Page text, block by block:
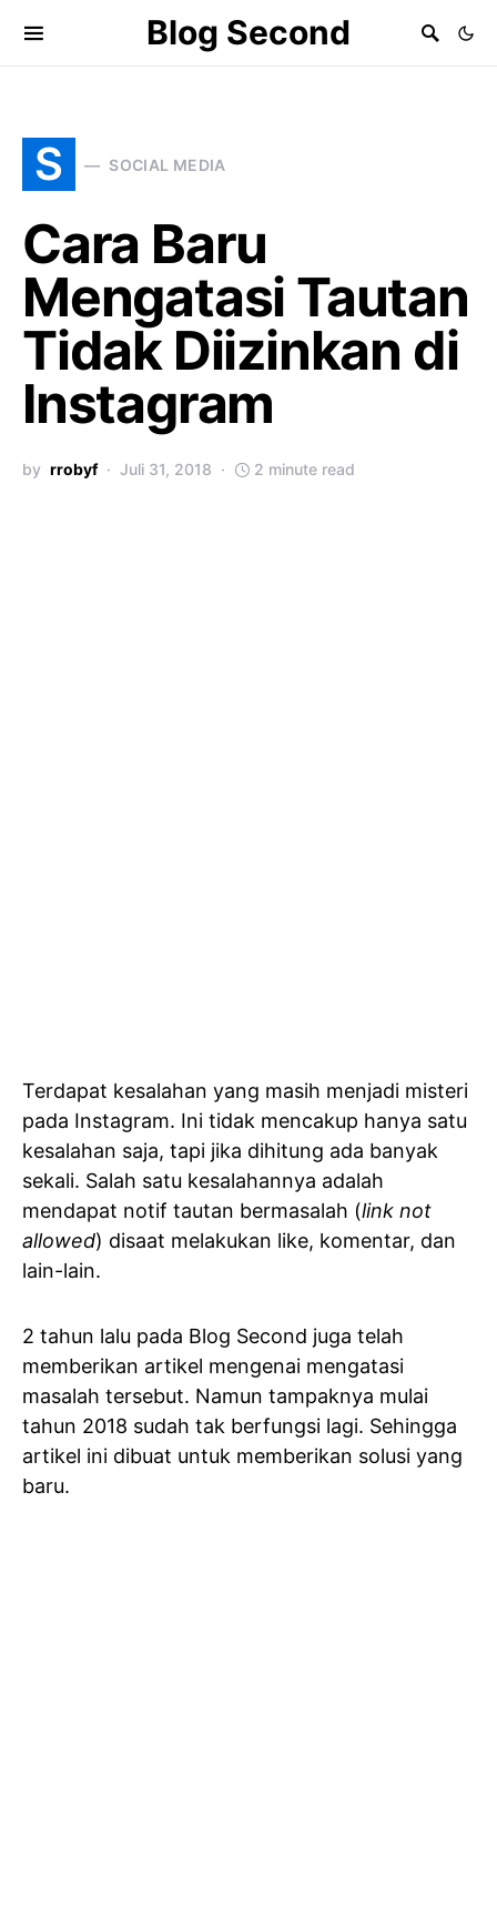
Blog Second
S SOCIAL MEDIA
Cara Baru
Mengatasi Tautan
Tidak Diizinkan di
Instagram
by rrobyf Juli 31, 2018 2 minute read
Terdapat kesalahan yang masih menjadi misteri
pada Instagram. Ini tidak mencakup hanya satu
kesalahan saja, tapi jika dihitung ada banyak
sekali. Salah satu kesalahannya adalah
mendapat notif tautan bermasalah (link not
allowed) disaat melakukan like, komentar, dan
lain-lain.
2 tahun lalu pada Blog Second juga telah
memberikan artikel mengenai mengatasi
masalah tersebut. Namun tampaknya mulai
tahun 2018 sudah tak berfungsi lagi. Sehingga
artikel ini dibuat untuk memberikan solusi yang
baru.